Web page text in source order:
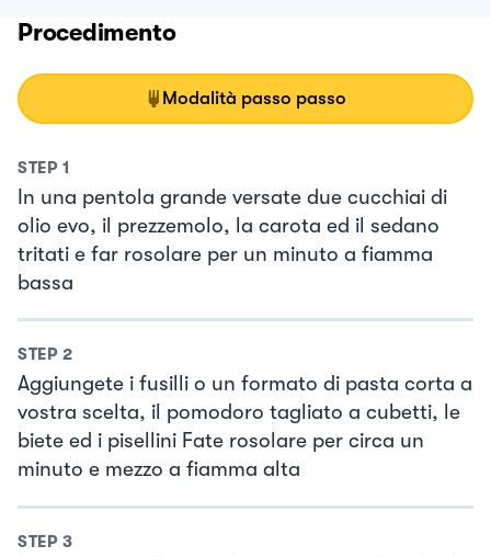
Procedimento
Modalità passo passo
STEP 1
In una pentola grande versate due cucchiai di
olio evo, il prezzemolo, la carota ed il sedano
tritati e far rosolare per un minuto a fiamma
bassa
STEP 2
Aggiungete i fusilli o un formato di pasta corta a
vostra scelta, il pomodoro tagliato a cubetti, le
biete ed i pisellini Fate rosolare per circa un
minuto e mezzo a fiamma alta
STEP 3